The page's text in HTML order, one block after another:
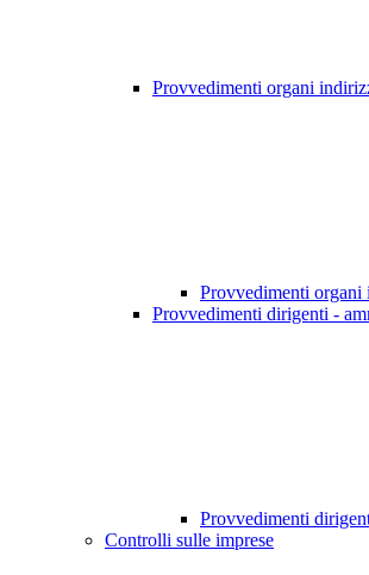
Provvedimenti organi
Provvedimenti
Provvedimenti dirigenti -
Provvedimenti
Controlli sulle imprese